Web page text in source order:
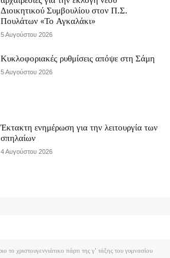
Διοικητικού Συμβουλίου στον Π.Σ.
Πουλάτων «Το Αγκαλάκι»
5 Αυγούστου 2026
Κυκλοφοριακές ρυθμίσεις απόψε στη Σάμη
5 Αυγούστου 2026
Έκτακτη ενημέρωση για την λειτουργία των
σπηλαίων
4 Αυγούστου 2026